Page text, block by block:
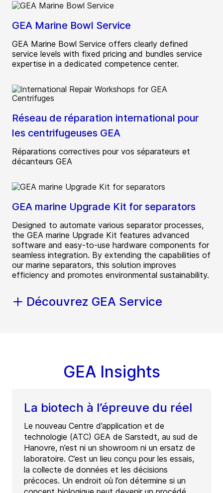
GEA Marine Bowl Service
GEA Marine Bowl Service offers clearly defined
service levels with fixed pricing and bundles service
expertise in a dedicated competence center.
Réseau de réparation international pour
les centrifugeuses GEA
Réparations correctives pour vos séparateurs et
décanteurs GEA
GEA marine Upgrade Kit for separators
Designed to automate various separator processes,
the GEA marine Upgrade Kit features advanced
software and easy-to-use hardware components for
seamless integration. By extending the capabilities of
our marine separators, this solution improves
efficiency and promotes environmental sustainability.
Découvrez GEA Service
GEA Insights
La biotech à l’épreuve du réel
Le nouveau Centre d’application et de
technologie (ATC) GEA de Sarstedt, au sud de
Hanovre, n’est ni un showroom ni un ersatz de
laboratoire. C’est un lieu conçu pour les essais,
la collecte de données et les décisions
précoces. Un endroit où l’on détermine si un